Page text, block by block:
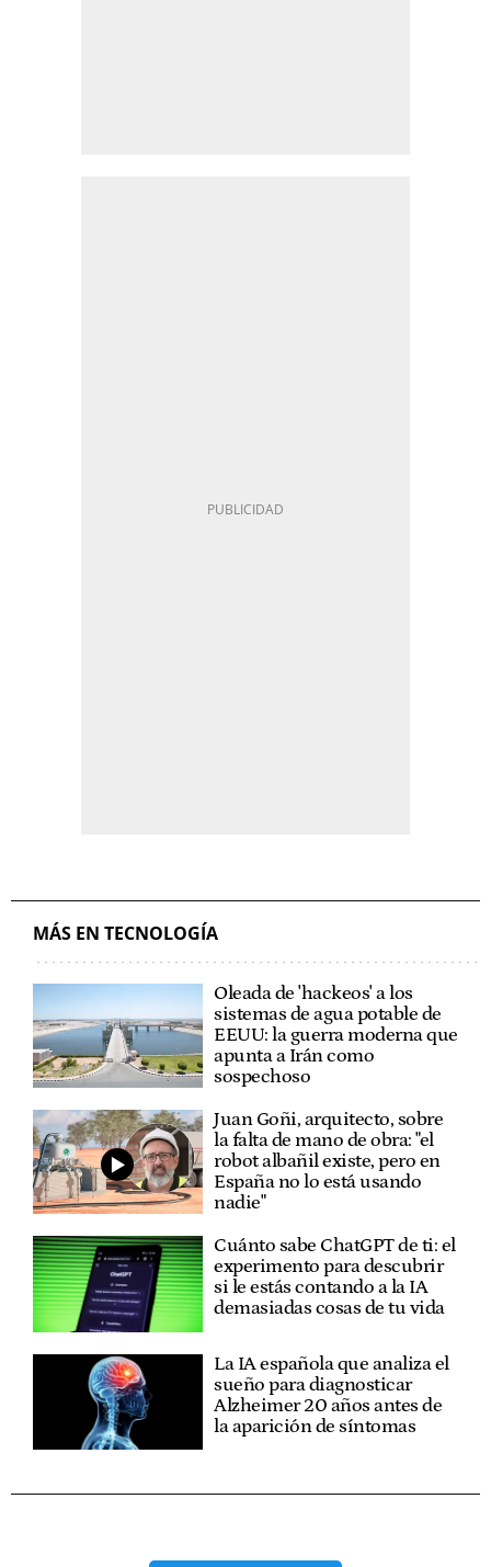
MÁS EN TECNOLOGÍA
Oleada de 'hackeos' a los
sistemas de agua potable de
EEUU: la guerra moderna que
apunta a Irán como
sospechoso
Juan Goñi, arquitecto, sobre
la falta de mano de obra: "el
robot albañil existe, pero en
España no lo está usando
nadie"
Cuánto sabe ChatGPT de ti: el
experimento para descubrir
si le estás contando a la IA
demasiadas cosas de tu vida
La IA española que analiza el
sueño para diagnosticar
Alzheimer 20 años antes de
la aparición de síntomas